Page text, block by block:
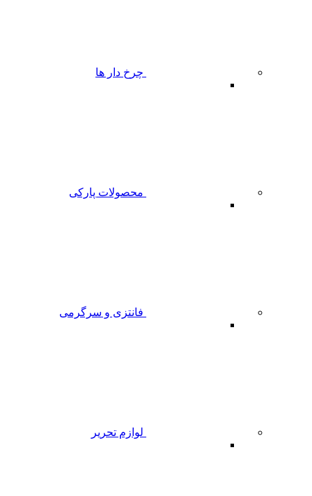
چرخ دار ها
محصولات پارکی
فانتزی و سرگرمی
لوازم تحریر